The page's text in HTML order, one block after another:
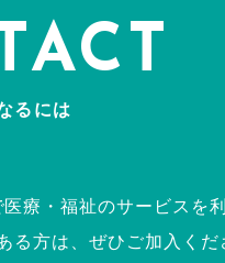
るには
療・福祉のサービスを
る方は、ぜひご加入くだ